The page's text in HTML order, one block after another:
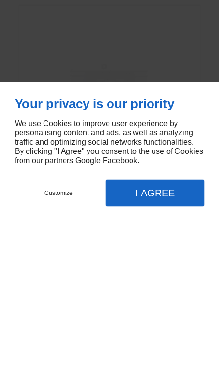
Fourme montbrison LC
Your privacy is our priority
We use Cookies to improve user experience by
personalising content and ads, as well as analyzing
traffic and optimizing social networks functionalities.
By clicking "I Agree" you consent to the use of Cookies
from our partners Google Facebook.
Customize I AGREE